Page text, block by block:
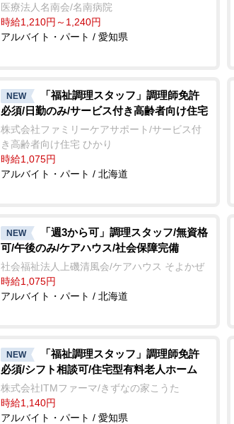
医療法人名南会/名南病院
時給1,210円～1,240円
アルバイト・パート / 愛知県
NEW
「福祉調理スタッフ」調理師免許
必須/日勤のみ/サービス付き高齢者向け住宅
株式会社ファミリーケアサポート/サービス付
き高齢者向け住宅 ひかり
時給1,075円
アルバイト・パート / 北海道
NEW
「週3から可」調理スタッフ/無資格
可/午後のみ/ケアハウス/社会保障完備
社会福祉法人上磯清風会/ケアハウス そよかぜ
時給1,075円
アルバイト・パート / 北海道
NEW
「福祉調理スタッフ」調理師免許
必須/シフト相談可/住宅型有料老人ホーム
株式会社ITMファーマ/きずなの家こうた
時給1,140円
アルバイト・パート / 愛知県